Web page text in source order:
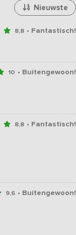
Nieuwste
8,8 • Fantastisch!
10 • Buitengewoon!
8,8 • Fantastisch!
9,6 • Buitengewoon!